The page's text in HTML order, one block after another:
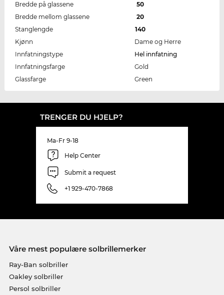
Bredde på glassene
50
Bredde mellom glassene
20
Stanglengde
140
Kjønn
Dame og Herre
Innfatningstype
Hel innfatning
Innfatningsfarge
Gold
Glassfarge
Green
TRENGER DU HJELP?
Ma-Fr 9-18
Help Center
Submit a request
+1 929-470-7868
Våre mest populære solbrillemerker
Ray-Ban solbriller
Oakley solbriller
Persol solbriller